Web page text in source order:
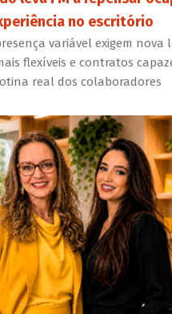
no escritório
variável exigem nova
flexíveis e contratos
real dos colaboradores